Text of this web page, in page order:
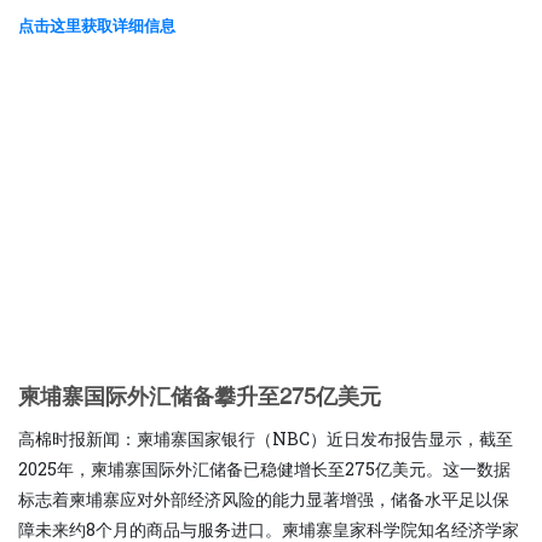
点击这里获取详细信息
柬埔寨国际外汇储备攀升至275亿美元
高棉时报新闻：柬埔寨国家银行（NBC）近日发布报告显示，截至
2025年，柬埔寨国际外汇储备已稳健增长至275亿美元。这一数据
标志着柬埔寨应对外部经济风险的能力显著增强，储备水平足以保
障未来约8个月的商品与服务进口。柬埔寨皇家科学院知名经济学家